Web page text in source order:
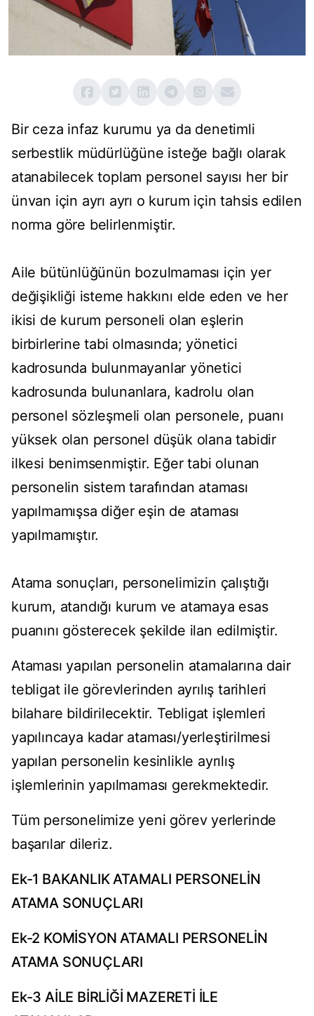
Bir ceza infaz kurumu ya da denetimli
serbestlik müdürlüğüne isteğe bağlı olarak
atanabilecek toplam personel sayısı her bir
ünvan için ayrı ayrı o kurum için tahsis edilen
norma göre belirlenmiştir.
Aile bütünlüğünün bozulmaması için yer
değişikliği isteme hakkını elde eden ve her
ikisi de kurum personeli olan eşlerin
birbirlerine tabi olmasında; yönetici
kadrosunda bulunmayanlar yönetici
kadrosunda bulunanlara, kadrolu olan
personel sözleşmeli olan personele, puanı
yüksek olan personel düşük olana tabidir
ilkesi benimsenmiştir. Eğer tabi olunan
personelin sistem tarafından ataması
yapılmamışsa diğer eşin de ataması
yapılmamıştır.
Atama sonuçları, personelimizin çalıştığı
kurum, atandığı kurum ve atamaya esas
puanını gösterecek şekilde ilan edilmiştir.
Ataması yapılan personelin atamalarına dair
tebligat ile görevlerinden ayrılış tarihleri
bilahare bildirilecektir. Tebligat işlemleri
yapılıncaya kadar ataması/yerleştirilmesi
yapılan personelin kesinlikle ayrılış
işlemlerinin yapılmaması gerekmektedir.
Tüm personelimize yeni görev yerlerinde
başarılar dileriz.
Ek-1 BAKANLIK ATAMALI PERSONELİN
ATAMA SONUÇLARI
Ek-2 KOMİSYON ATAMALI PERSONELİN
ATAMA SONUÇLARI
Ek-3 AİLE BİRLİĞİ MAZERETİ İLE